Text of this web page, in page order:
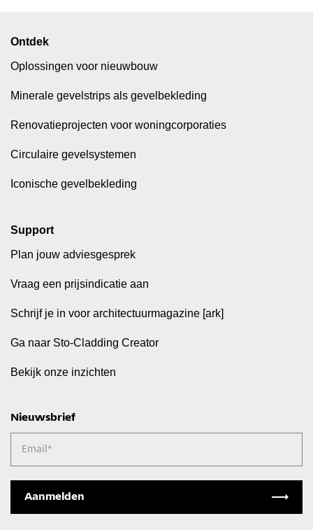
Ontdek
Oplossingen voor nieuwbouw
Minerale gevelstrips als gevelbekleding
Renovatieprojecten voor woningcorporaties
Circulaire gevelsystemen
Iconische gevelbekleding
Support
Plan jouw adviesgesprek
Vraag een prijsindicatie aan
Schrijf je in voor architectuurmagazine [ark]
Ga naar Sto-Cladding Creator
Bekijk onze inzichten
Nieuwsbrief
Email *